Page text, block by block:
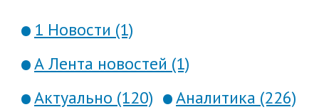
1 Новости (1)
А Лента новостей (1)
Актуально (120)
Аналитика (226)